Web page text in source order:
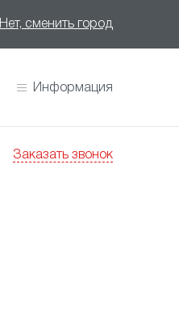
Нет, сменить город
Информация
Заказать звонок